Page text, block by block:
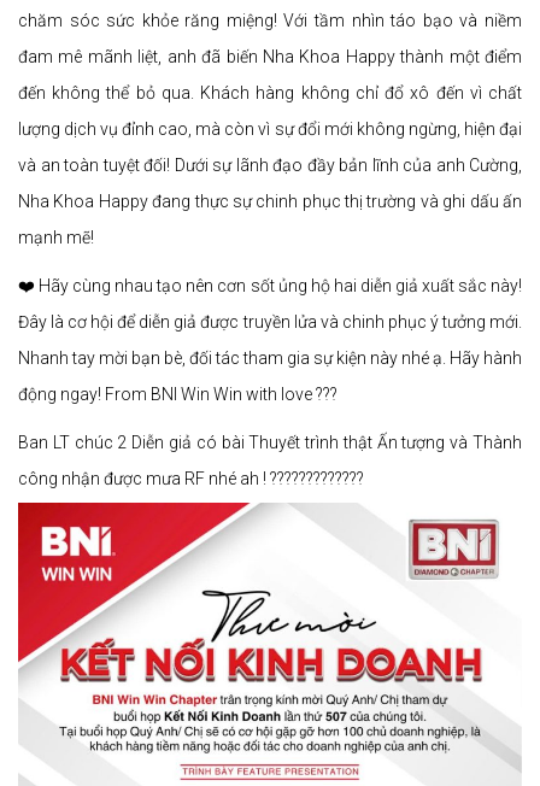
chăm sóc sức khỏe răng miệng! Với tầm nhìn táo bạo và niềm
đam mê mãnh liệt, anh đã biến Nha Khoa Happy thành một điểm
đến không thể bỏ qua. Khách hàng không chỉ đổ xô đến vì chất
lượng dịch vụ đỉnh cao, mà còn vì sự đổi mới không ngừng, hiện đại
và an toàn tuyệt đối! Dưới sự lãnh đạo đầy bản lĩnh của anh Cường,
Nha Khoa Happy đang thực sự chinh phục thị trường và ghi dấu ấn
mạnh mẽ!
❤️ Hãy cùng nhau tạo nên cơn sốt ủng hộ hai diễn giả xuất sắc này!
Đây là cơ hội để diễn giả được truyền lửa và chinh phục ý tưởng mới.
Nhanh tay mời bạn bè, đối tác tham gia sự kiện này nhé ạ. Hãy hành
động ngay! From BNI Win Win with love ???
Ban LT chúc 2 Diễn giả có bài Thuyết trình thật Ấn tượng và Thành
công nhận được mưa RF nhé ah ! ?????????????